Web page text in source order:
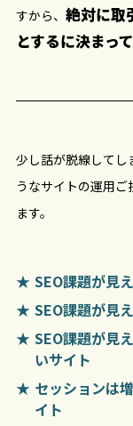
すから、 絶対に取
とするに決まっ
少し話が脱線してし
うなサイトの運用
ます。
SEO課題が見
SEO課題が見
SEO課題が見
いサイト
セッションは
イト